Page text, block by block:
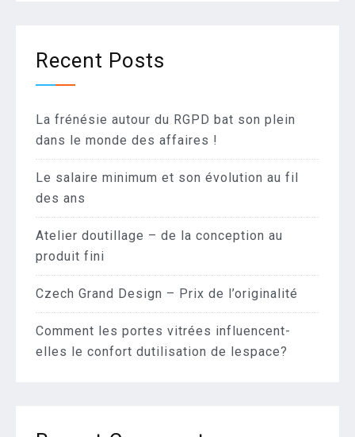
Recent Posts
La frénésie autour du RGPD bat son plein
dans le monde des affaires !
Le salaire minimum et son évolution au fil
des ans
Atelier doutillage – de la conception au
produit fini
Czech Grand Design – Prix de l’originalité
Comment les portes vitrées influencent-
elles le confort dutilisation de lespace?